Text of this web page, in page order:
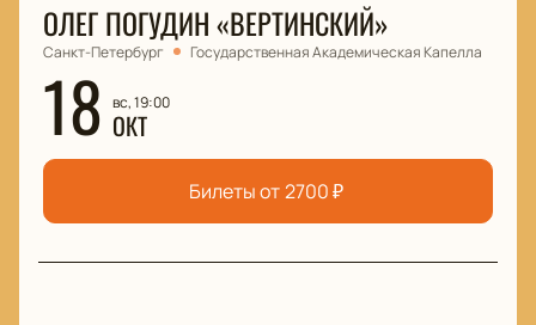
ОЛЕГ ПОГУДИН «ВЕРТИНСКИЙ»
Санкт-Петербург Государственная Академическая Капелла
18 вс, 19:00
ОКТ
Билеты от 2700₽